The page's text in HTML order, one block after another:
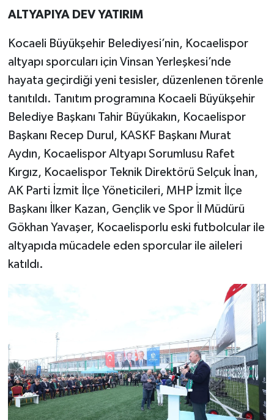
ALTYAPIYA DEV YATIRIM
Kocaeli Büyükşehir Belediyesi’nin, Kocaelispor
altyapı sporcuları için Vinsan Yerleşkesi’nde
hayata geçirdiği yeni tesisler, düzenlenen törenle
tanıtıldı. Tanıtım programına Kocaeli Büyükşehir
Belediye Başkanı Tahir Büyükakın, Kocaelispor
Başkanı Recep Durul, KASKF Başkanı Murat
Aydın, Kocaelispor Altyapı Sorumlusu Rafet
Kırgız, Kocaelispor Teknik Direktörü Selçuk İnan,
AK Parti İzmit İlçe Yöneticileri, MHP İzmit İlçe
Başkanı İlker Kazan, Gençlik ve Spor İl Müdürü
Gökhan Yavaşer, Kocaelisporlu eski futbolcular ile
altyapıda mücadele eden sporcular ile aileleri
katıldı.